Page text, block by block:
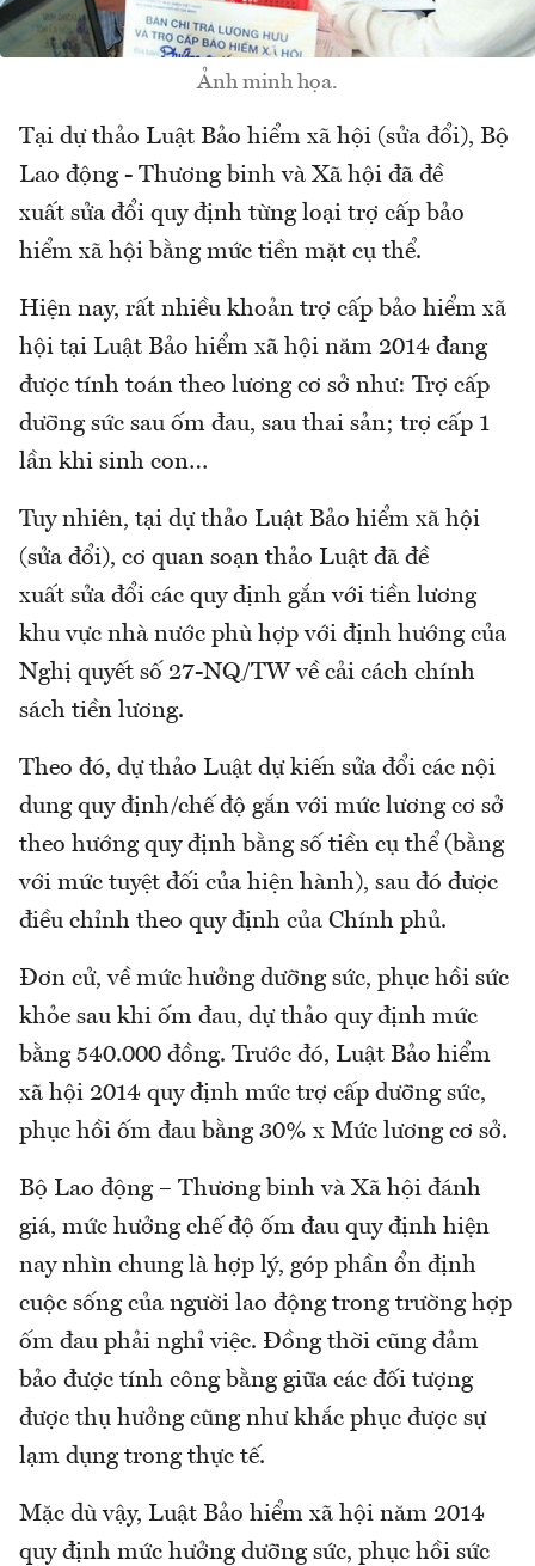
Ảnh minh họa.
Tại dự thảo Luật Bảo hiểm xã hội (sửa đổi), Bộ
Lao động - Thương binh và Xã hội đã đề
xuất sửa đổi quy định từng loại trợ cấp bảo
hiểm xã hội bằng mức tiền mặt cụ thể.
Hiện nay, rất nhiều khoản trợ cấp bảo hiểm xã
hội tại Luật Bảo hiểm xã hội năm 2014 đang
được tính toán theo lương cơ sở như: Trợ cấp
dưỡng sức sau ốm đau, sau thai sản; trợ cấp 1
lần khi sinh con…
Tuy nhiên, tại dự thảo Luật Bảo hiểm xã hội
(sửa đổi), cơ quan soạn thảo Luật đã đề
xuất sửa đổi các quy định gắn với tiền lương
khu vực nhà nước phù hợp với định hướng của
Nghị quyết số 27-NQ/TW về cải cách chính
sách tiền lương.
Theo đó, dự thảo Luật dự kiến sửa đổi các nội
dung quy định/chế độ gắn với mức lương cơ sở
theo hướng quy định bằng số tiền cụ thể (bằng
với mức tuyệt đối của hiện hành), sau đó được
điều chỉnh theo quy định của Chính phủ.
Đơn cử, về mức hưởng dưỡng sức, phục hồi sức
khỏe sau khi ốm đau, dự thảo quy định mức
bằng 540.000 đồng. Trước đó, Luật Bảo hiểm
xã hội 2014 quy định mức trợ cấp dưỡng sức,
phục hồi ốm đau bằng 30% x Mức lương cơ sở.
Bộ Lao động – Thương binh và Xã hội đánh
giá, mức hưởng chế độ ốm đau quy định hiện
nay nhìn chung là hợp lý, góp phần ổn định
cuộc sống của người lao động trong trường hợp
ốm đau phải nghỉ việc. Đồng thời cũng đảm
bảo được tính công bằng giữa các đối tượng
được thụ hưởng cũng như khắc phục được sự
lạm dụng trong thực tế.
Mặc dù vậy, Luật Bảo hiểm xã hội năm 2014
quy định mức hưởng dưỡng sức, phục hồi sức